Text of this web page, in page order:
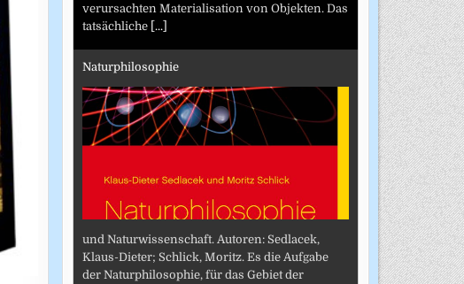
verursachten Materialisation von Objekten. Das
tatsächliche [...]
Naturphilosophie
und Naturwissenschaft. Autoren: Sedlacek,
Klaus-Dieter; Schlick, Moritz. Es die Aufgabe
der Naturphilosophie, für das Gebiet der